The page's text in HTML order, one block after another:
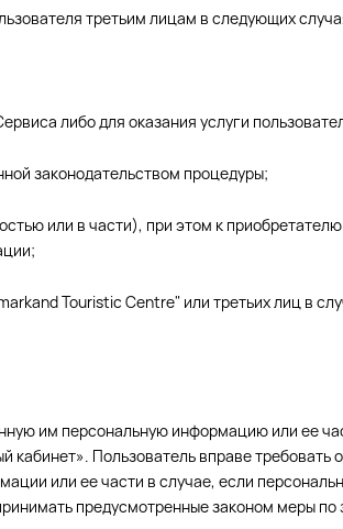
третьим лицам в следующих
либо для оказания услуги
законодательством процедуры;
или в части), при этом к
Touristic Centre" или третьих лиц в
им персональную информацию или ее
Пользователь вправе
или ее части в случае, если
предусмотренные законом меры по